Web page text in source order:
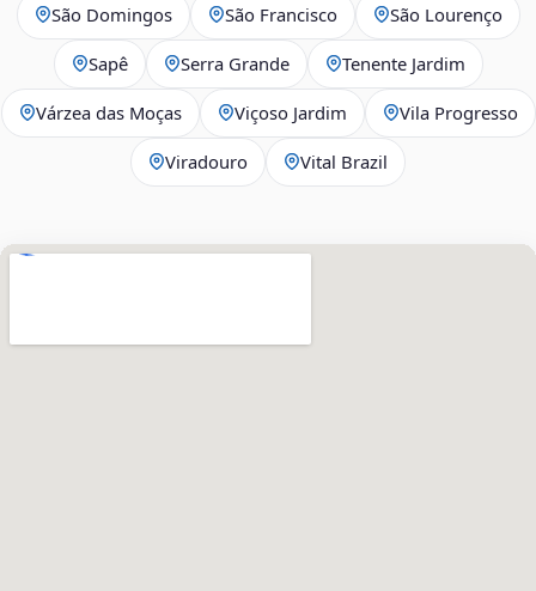
São Domingos São Francisco São Lourenço
Sapê Serra Grande Tenente Jardim
Várzea das Moças Viçoso Jardim Vila Progresso
Viradouro Vital Brazil